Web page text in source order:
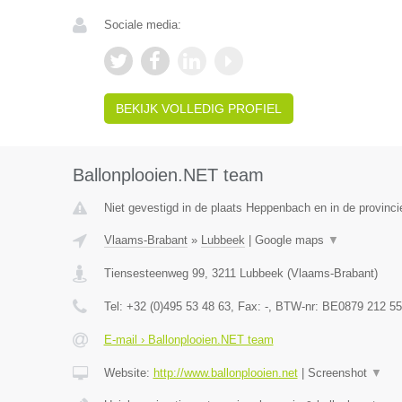
Sociale media:
BEKIJK VOLLEDIG PROFIEL
Ballonplooien.NET team
Niet gevestigd in de plaats Heppenbach en in de
Vlaams-Brabant» Lubbeek| Google maps ▼
Tiensesteenweg 99, 3211 Lubbeek(Vlaams-Brabant)
Tel: +32 (0)495 53 48 63, Fax: -, BTW-nr: BE0879 212
E-mail › Ballonplooien.NET team
Website: http://www.ballonplooien.net| Screenshot ▼